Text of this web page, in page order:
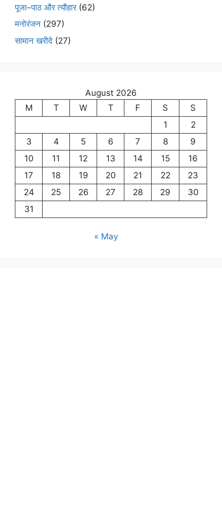
पूजा–पाठ और त्यौहार(62)
मनोरंजन (297)
सामान खरीदे (27)
August 2026
M
T W T F S
S
1
2
3
4 5 6 7 8
9
10
11 12 13 14 15
16
17
18 19 20 21 22
23
24
25 26 27 28 29
30
31
« May